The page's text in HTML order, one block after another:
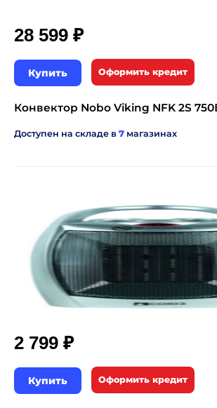
28 599 ₽
Купить Оформить кредит
Конвектор Nobo Viking NFK 2S
Доступен на складе в 7 магазинах
2 799 ₽
Купить Оформить кредит